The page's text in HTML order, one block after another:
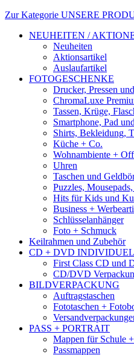
Zur Kategorie UNSERE
NEUHEITEN /
Neuheiten
Aktionsartikel
Auslaufartikel
FOTOGESCHENKE
Drucker, Pressen
ChromaLuxe
Tassen, Krüge,
Smartphone, Pad
Shirts, Bekleidung,
Küche + Co.
Wohnambiente +
Uhren
Taschen und
Puzzles,
Hits für Kids und
Business +
Schlüsselanhänger
Foto + Schmuck
Keilrahmen und Zubehör
CD + DVD
First Class CD und
CD/DVD
BILDVERPACKUNG
Auftragstaschen
Fototaschen +
PASS + PORTRAIT
Mappen für Schule
Passmappen